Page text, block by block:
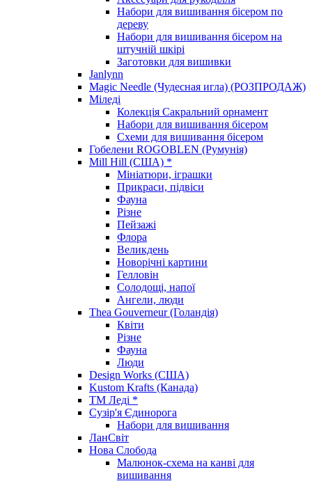
Набори для вишивання бісером по
дереву
Набори для вишивання бісером на
штучній шкірі
Заготовки для вишивки
Janlynn
Magic Needle (Чудесная игла) (РОЗПРОДАЖ)
Міледі
Колекція Сакральний орнамент
Набори для вишивання бісером
Схеми для вишивання бісером
Гобелени ROGOBLEN (Румунія)
Mill Hill (США) *
Мініатюри, іграшки
Прикраси, підвіси
Фауна
Різне
Пейзажі
Флора
Великдень
Новорічні картини
Гелловін
Солодощі, напої
Ангели, люди
Thea Gouverneur (Голандія)
Квіти
Різне
Фауна
Люди
Design Works (США)
Kustom Krafts (Канада)
ТМ Леді *
Сузір'я Єдинорога
Набори для вишивання
ЛанСвіт
Нова Слобода
Малюнок-схема на канві для
вишивання